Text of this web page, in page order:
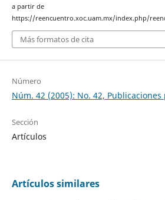
a partir de
https://reencuentro.xoc.uam.mx/index.php/
Más formatos de cita
Número
Núm. 42 (2005): No. 42,
Sección
Artículos
Artículos similares